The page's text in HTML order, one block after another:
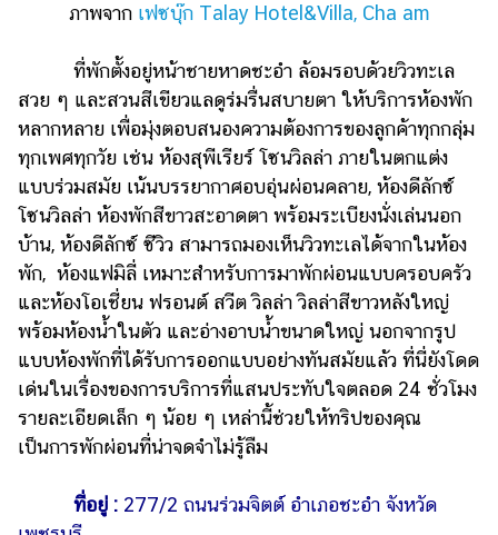
ภาพจาก เฟซบุ๊ก Talay Hotel&Villa, Cha am
ที่พักตั้งอยู่หน้าชายหาดชะอำ ล้อมรอบด้วยวิวทะเล
สวย ๆ และสวนสีเขียวแลดูร่มรื่นสบายตา ให้บริการห้องพัก
หลากหลาย เพื่อมุ่งตอบสนองความต้องการของลูกค้าทุกกลุ่ม
ทุกเพศทุกวัย เช่น ห้องสุพีเรียร์ โซนวิลล่า ภายในตกแต่ง
แบบร่วมสมัย เน้นบรรยากาศอบอุ่นผ่อนคลาย, ห้องดีลักซ์
โซนวิลล่า ห้องพักสีขาวสะอาดตา พร้อมระเบียงนั่งเล่นนอก
บ้าน, ห้องดีลักซ์ ซีวิว สามารถมองเห็นวิวทะเลได้จากในห้อง
พัก, ห้องแฟมิลี่ เหมาะสำหรับการมาพักผ่อนแบบครอบครัว
และห้องโอเชี่ยน ฟรอนต์ สวีต วิลล่า วิลล่าสีขาวหลังใหญ่
พร้อมห้องน้ำในตัว และอ่างอาบน้ำขนาดใหญ่ นอกจากรูป
แบบห้องพักที่ได้รับการออกแบบอย่างทันสมัยแล้ว ที่นี่ยังโดด
เด่นในเรื่องของการบริการที่แสนประทับใจตลอด 24 ชั่วโมง
รายละเอียดเล็ก ๆ น้อย ๆ เหล่านี้ช่วยให้ทริปของคุณ
เป็นการพักผ่อนที่น่าจดจำไม่รู้ลืม
ที่อยู่ : 277/2 ถนนร่วมจิตต์ อำเภอชะอำ จังหวัด